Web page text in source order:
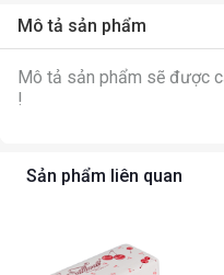
Mô tả sản phẩm
Mô tả sản phẩm sẽ được
!
Sản phẩm liên quan